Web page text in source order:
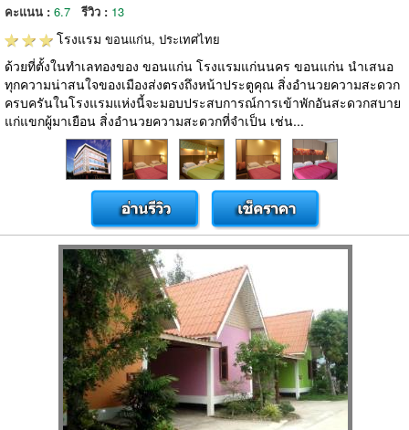
คะแนน : 6.7 รีวิว : 13
โรงแรม ขอนแก่น, ประเทศไทย
ด้วยที่ตั้งในทำเลทองของ ขอนแก่น โรงแรมแก่นนคร ขอนแก่น นำเสนอ
ทุกความน่าสนใจของเมืองส่งตรงถึงหน้าประตูคุณ สิ่งอำนวยความสะดวก
ครบครันในโรงแรมแห่งนี้จะมอบประสบการณ์การเข้าพักอันสะดวกสบาย
แก่แขกผู้มาเยือน สิ่งอำนวยความสะดวกที่จำเป็น เช่น...